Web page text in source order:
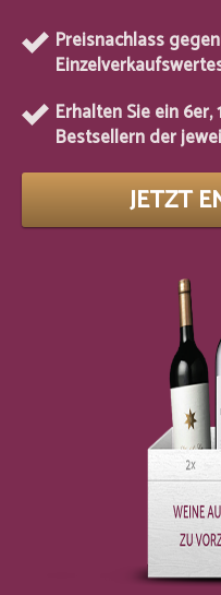
Preisnachlass
Erhalten Sie ein
Bestsellern der
JETZT